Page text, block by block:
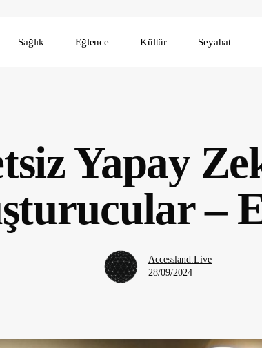
Sağlık Eğlence Kültür Seyahat
Yapay
–
Accessland.Live
28/09/2024